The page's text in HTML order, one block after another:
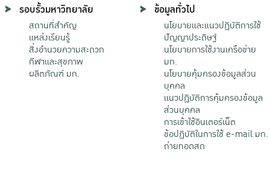
รอบรั้วมหาวิทยาลัย
สถานที่สำคัญ
แหล่งเรียนรู้
สิ่งอำนวยความสะดวก
กีฬาและสุขภาพ
ผลิตภัณฑ์ มก.
ข้อมูลทั่วไป
นโยบายและแนวปฏิบัติการใช้
ปัญญาประดิษฐ์
นโยบายการใช้งานเครือข่าย
มก.
นโยบายคุ้มครองข้อมูลส่วน
บุคคล
แนวปฏิบัติการคุ้มครองข้อมูล
ส่วนบุคคล
การเข้าใช้อินเตอร์เน็ต
ข้อปฏิบัติในการใช้ e-mail มก.
ถ่ายทอดสด